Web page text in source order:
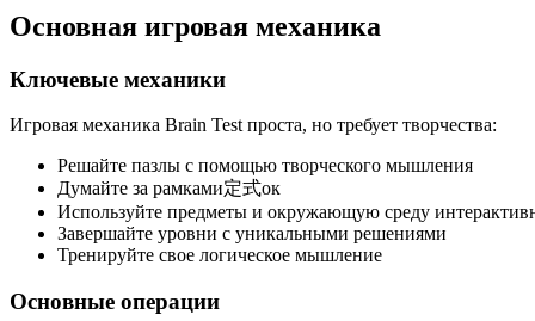
Основная игровая механика
Ключевые механики
Игровая механика Brain Test проста, но требует творчества:
Решайте пазлы с помощью творческого мышления
Думайте за рамками定式ок
Используйте предметы и окружающую среду
Завершайте уровни с уникальными решениями
Тренируйте свое логическое мышление
Основные операции